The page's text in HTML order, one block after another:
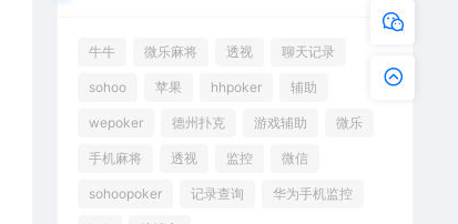
牛牛 微乐麻将 透视 聊天记录
sohoo 苹果 hhpoker 辅助
wepoker 德州扑克 游戏辅助 微乐
手机麻将 透视 监控 微信
sohoopoker 记录查询 华为手机监控